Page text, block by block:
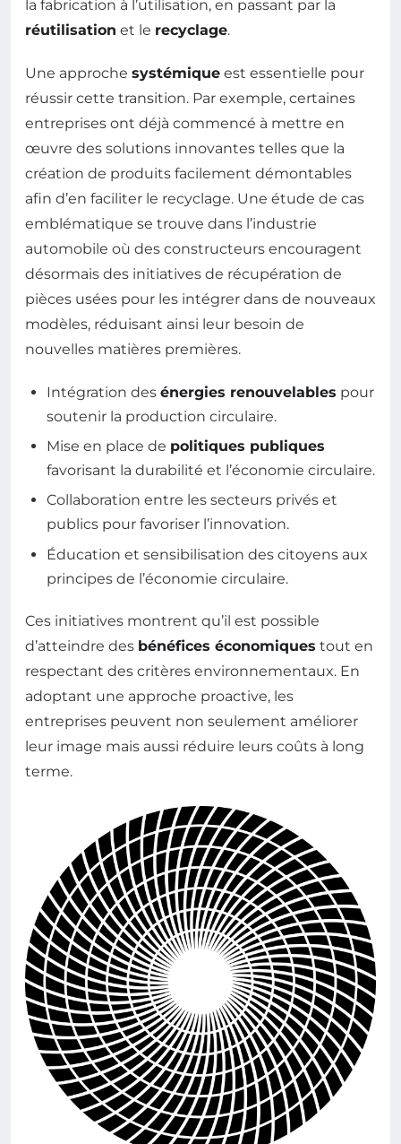
la fabrication à l’utilisation, en passant par la
réutilisation et le recyclage.
Une approche systémique est essentielle pour
réussir cette transition. Par exemple, certaines
entreprises ont déjà commencé à mettre en
œuvre des solutions innovantes telles que la
création de produits facilement démontables
afin d’en faciliter le recyclage. Une étude de cas
emblématique se trouve dans l’industrie
automobile où des constructeurs encouragent
désormais des initiatives de récupération de
pièces usées pour les intégrer dans de nouveaux
modèles, réduisant ainsi leur besoin de
nouvelles matières premières.
Intégration des énergies renouvelables pour
soutenir la production circulaire.
Mise en place de politiques publiques
favorisant la durabilité et l’économie circulaire.
Collaboration entre les secteurs privés et
publics pour favoriser l’innovation.
Éducation et sensibilisation des citoyens aux
principes de l’économie circulaire.
Ces initiatives montrent qu’il est possible
d’atteindre des bénéfices économiques tout en
respectant des critères environnementaux. En
adoptant une approche proactive, les
entreprises peuvent non seulement améliorer
leur image mais aussi réduire leurs coûts à long
terme.